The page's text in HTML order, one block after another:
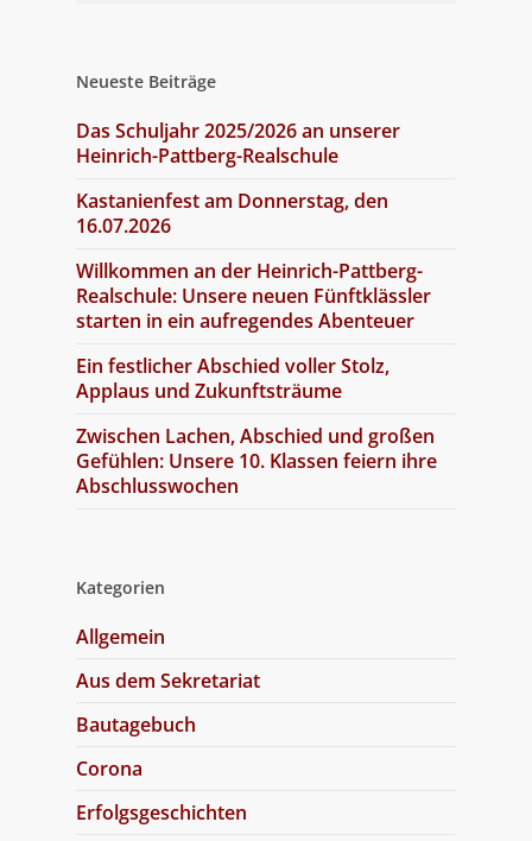
Neueste Beiträge
Das Schuljahr 2025/2026 an unserer
Heinrich-Pattberg-Realschule
Kastanienfest am Donnerstag, den
16.07.2026
Willkommen an der Heinrich-Pattberg-
Realschule: Unsere neuen Fünftklässler
starten in ein aufregendes Abenteuer
Ein festlicher Abschied voller Stolz,
Applaus und Zukunftsträume
Zwischen Lachen, Abschied und großen
Gefühlen: Unsere 10. Klassen feiern ihre
Abschlusswochen
Kategorien
Allgemein
Aus dem Sekretariat
Bautagebuch
Corona
Erfolgsgeschichten